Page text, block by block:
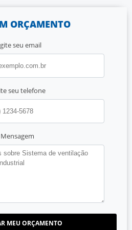
ORÇAMENTO
seu email
seu telefone
Mensagem
MEU ORÇAMENTO